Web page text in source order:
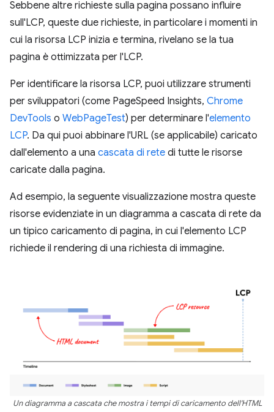
Sebbene altre richieste sulla pagina possano influire
sull'LCP, queste due richieste, in particolare i momenti in
cui la risorsa LCP inizia e termina, rivelano se la tua
pagina è ottimizzata per l'LCP.
Per identificare la risorsa LCP, puoi utilizzare strumenti
per sviluppatori (come PageSpeed Insights, Chrome
DevTools o WebPageTest) per determinare l'elemento
LCP. Da qui puoi abbinare l'URL (se applicabile) caricato
dall'elemento a una cascata di rete di tutte le risorse
caricate dalla pagina.
Ad esempio, la seguente visualizzazione mostra queste
risorse evidenziate in un diagramma a cascata di rete da
un tipico caricamento di pagina, in cui l'elemento LCP
richiede il rendering di una richiesta di immagine.
Un diagramma a cascata che mostra i tempi di caricamento dell'HTML